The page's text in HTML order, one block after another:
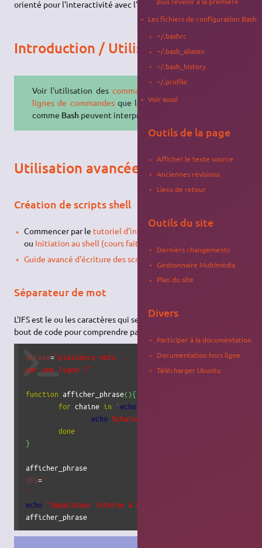
orienté pour l'interactivité avec l'utilisateur.
Introduction / Utilisation
Voir l'utilisation descommandes et
lignes de commandesque les shells
comme Bashpeuvent interpréter.
Utilisation avancée
Création de scripts shell
Commencer par le tutoriel d'introduction aux scripts shell
ou Initiation au shell (cours fait par des Ubunteros)
Guide avancé d'écriture des scripts Bash
Séparateur de mot
L'IFS est le ou les caractères qui servent de séparateur. Voici un
bout de code pour comprendre par l'exemple :
phrase="plusieurs mots...
sur une ligne ?"
function afficher_phrase(){
for chaine in `echo
echo $chaine
done
}
IFS='
'
echo "Séparateur interne à bash changé"
afficher_phrase
Les fichiers de configuration Bash
~/.bashrc
~/.bash_aliases
~/.bash_history
~/.profile
Voir aussi
Outils de la page
Afficher le texte source
Anciennes révisions
Liens de retour
Outils du site
Derniers changements
Gestionnaire Multimédia
Plan du site
Divers
Participer à la documentation
Documentation hors ligne
Télécharger Ubuntu